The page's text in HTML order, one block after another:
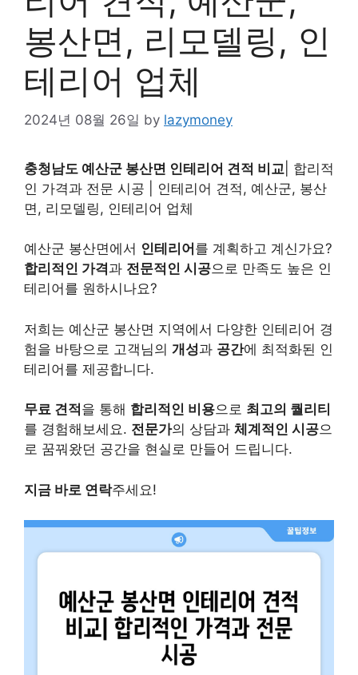
봉산면, 리모델링, 인
테리어 업체
2024년 08월 26일 by lazymoney
충청남도 예산군 봉산면 인테리어 견적 비교 | 합리적
인 가격과 전문 시공 | 인테리어 견적, 예산군, 봉산
면, 리모델링, 인테리어 업체
예산군 봉산면에서 인테리어 를 계획하고 계신가요?
합리적인 가격과 전문적인 시공으로 만족도 높은 인
테리어를 원하시나요?
저희는 예산군 봉산면 지역에서 다양한 인테리어 경
험을 바탕으로 고객님의 개성과 공간에 최적화된 인
테리어를 제공합니다.
무료 견적 을 통해 합리적인 비용으로 최고의 퀄리티
를 경험해보세요. 전문가의 상담과 체계적인 시공으
로 꿈꿔왔던 공간을 현실로 만들어 드립니다.
지금 바로 연락주세요!